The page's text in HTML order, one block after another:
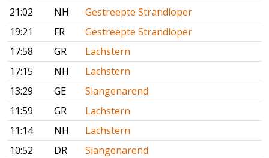
21:02
NH
Gestreepte Strandloper
19:21
FR
Gestreepte Strandloper
17:58
GR
Lachstern
17:15
NH
Lachstern
13:29
GE
Slangenarend
11:59
GR
Lachstern
11:14
NH
Lachstern
10:52
DR
Slangenarend